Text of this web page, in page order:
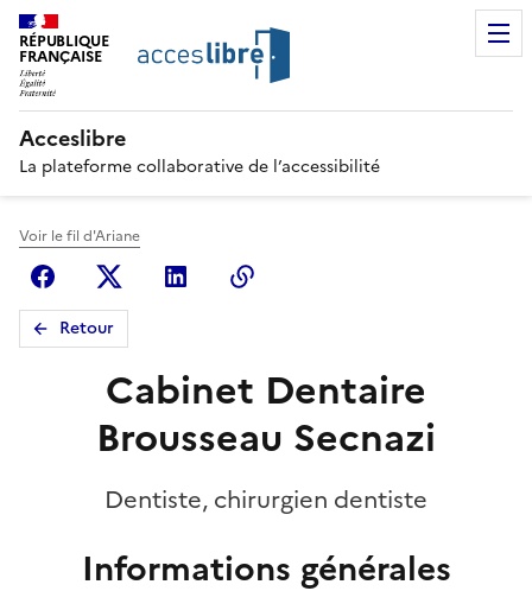
RÉPUBLIQUE
FRANÇAISE
Acceslibre
La plateforme collaborative de l’accessibilité
Voir le fil d'Ariane
FacebookX (anciennement Twitter)
Linkedin
Retour
Cabinet Dentaire
Brousseau Secnazi
Dentiste, chirurgien dentiste
Informations générales